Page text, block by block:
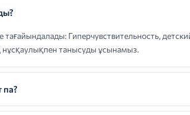
Гиперчувствительность,
нұсқаулықпен танысуды ұсынамыз.